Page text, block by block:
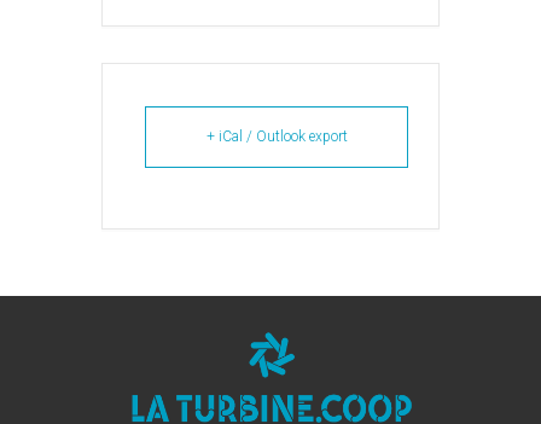
+ iCal / Outlook export